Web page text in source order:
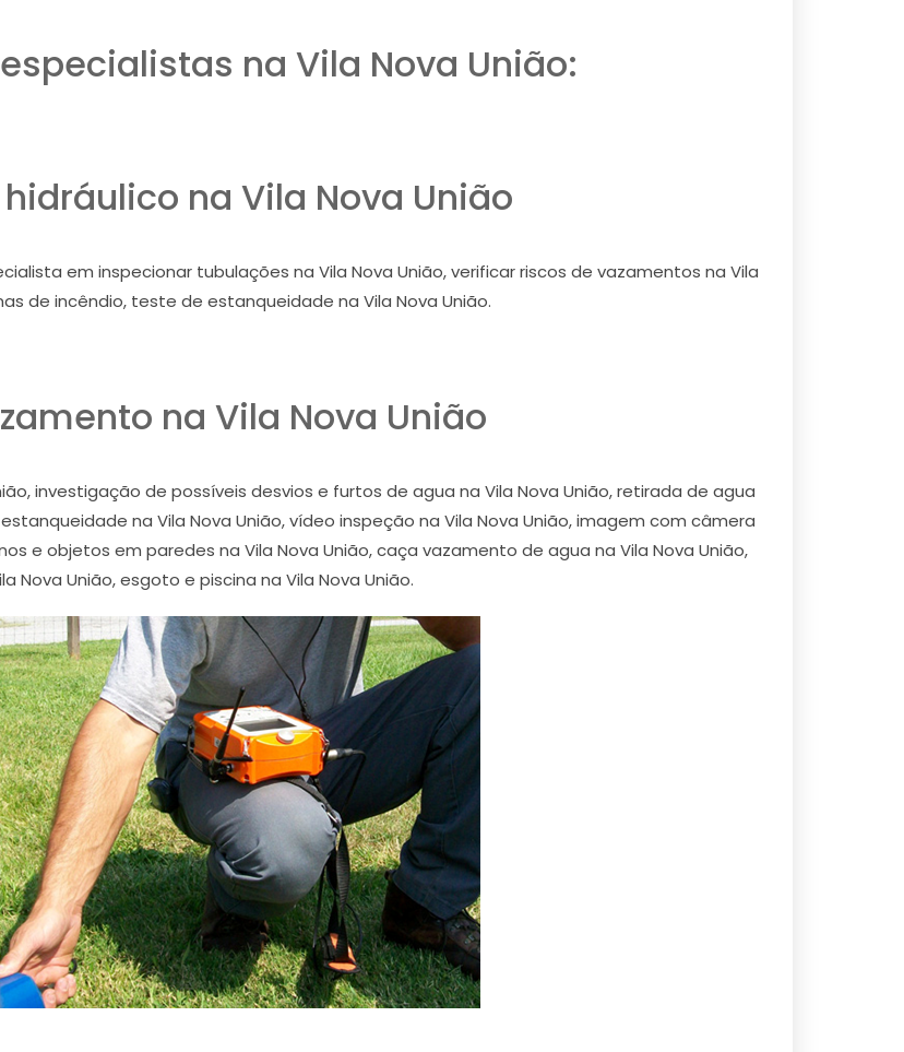
na Vila Nova União:
na Vila Nova União
em inspecionar tubulações na Vila Nova União, verificar riscos de vazamentos na Vila
de incêndio, teste de estanqueidade na Vila Nova União.
na Vila Nova União
investigação de possíveis desvios e furtos de agua na Vila Nova União, retirada de agua
na Vila Nova União, vídeo inspeção na Vila Nova União, imagem com câmera
e objetos em paredes na Vila Nova União, caça vazamento de agua na Vila Nova União,
Nova União, esgoto e piscina na Vila Nova União.